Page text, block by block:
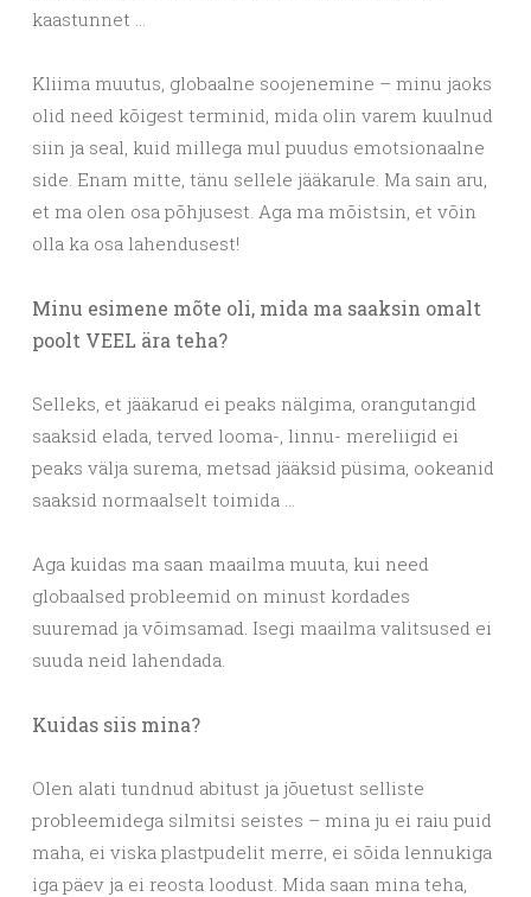
kaastunnet …
Kliima muutus, globaalne soojenemine – minu jaoks
olid need kõigest terminid, mida olin varem kuulnud
siin ja seal, kuid millega mul puudus emotsionaalne
side. Enam mitte, tänu sellele jääkarule. Ma sain aru,
et ma olen osa põhjusest. Aga ma mõistsin, et võin
olla ka osa lahendusest!
Minu esimene mõte oli, mida ma saaksin omalt
poolt VEEL ära teha?
Selleks, et jääkarud ei peaks nälgima, orangutangid
saaksid elada, terved looma-, linnu- mereliigid ei
peaks välja surema, metsad jääksid püsima, ookeanid
saaksid normaalselt toimida …
Aga kuidas ma saan maailma muuta, kui need
globaalsed probleemid on minust kordades
suuremad ja võimsamad. Isegi maailma valitsused ei
suuda neid lahendada.
Kuidas siis mina?
Olen alati tundnud abitust ja jõuetust selliste
probleemidega silmitsi seistes – mina ju ei raiu puid
maha, ei viska plastpudelit merre, ei sõida lennukiga
iga päev ja ei reosta loodust. Mida saan mina teha,